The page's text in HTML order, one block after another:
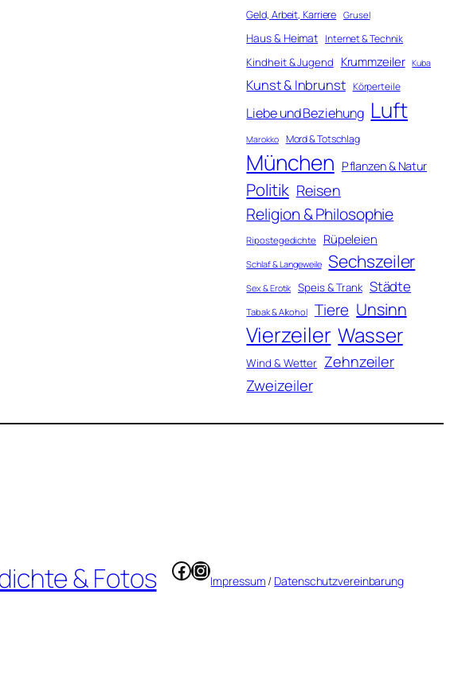
Geld, Arbeit, Karriere Grusel
Haus & Heimat Internet & Technik
Kindheit & Jugend Krummzeiler Kuba
Kunst & Inbrunst Körperteile
Liebe und Beziehung Luft
Marokko Mord & Totschlag
München Pflanzen & Natur
Politik Reisen
Religion & Philosophie
Ripostegedichte Rüpeleien
Schlaf & Langeweile Sechszeiler
Sex & Erotik Speis & Trank Städte
Tabak & Alkohol Tiere Unsinn
Vierzeiler Wasser
Wind & Wetter Zehnzeiler
Zweizeiler
& Fotos Facebook
Instagram
Impressum / Datenschutzvereinbarung